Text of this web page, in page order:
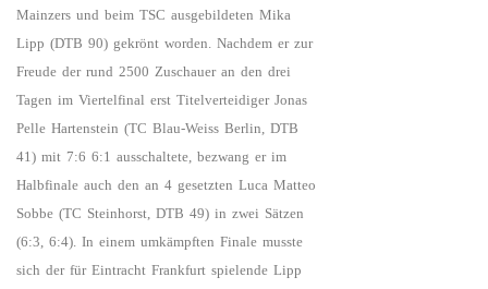
Mainzers und beim TSC ausgebildeten Mika
Lipp (DTB 90) gekrönt worden. Nachdem er zur
Freude der rund 2500 Zuschauer an den drei
Tagen im Viertelfinal erst Titelverteidiger Jonas
Pelle Hartenstein (TC Blau-Weiss Berlin, DTB
41) mit 7:6 6:1 ausschaltete, bezwang er im
Halbfinale auch den an 4 gesetzten Luca Matteo
Sobbe (TC Steinhorst, DTB 49) in zwei Sätzen
(6:3, 6:4). In einem umkämpften Finale musste
sich der für Eintracht Frankfurt spielende Lipp